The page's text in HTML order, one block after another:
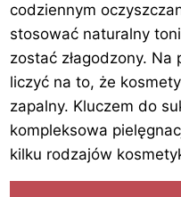
codziennym
stosować naturalny
zostać złagodzony.
liczyć na to, że
zapalny. Kluczem do
kompleksowa
kilku rodzajów